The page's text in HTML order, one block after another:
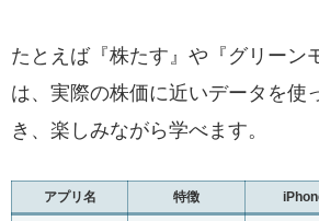
たとえば『株たす』や『グリーン
は、実際の株価に近いデータを使
き、楽しみながら学べます。
アプリ名 特徴